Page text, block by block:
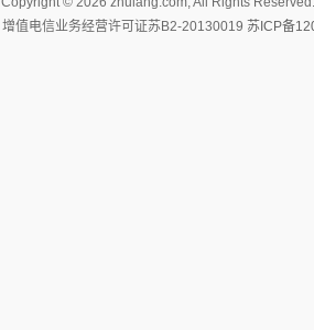
增值电信业务经营许可证苏B2-20130019 苏ICP备